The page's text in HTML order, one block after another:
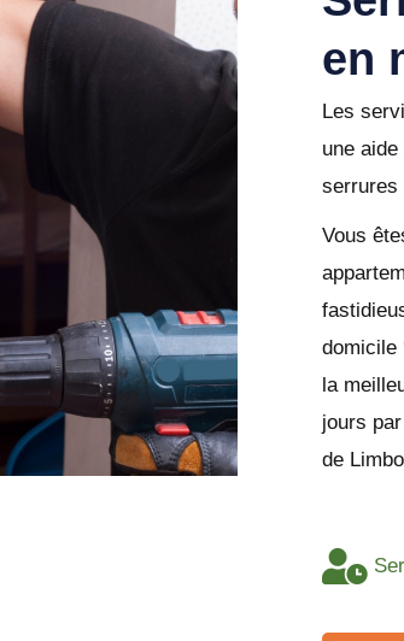
en
Les
une
serrures
Vous
domicile
la
jours
de